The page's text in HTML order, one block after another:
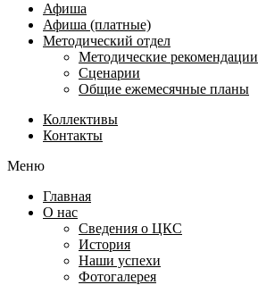
Афиша
Афиша (платные)
Методический отдел
Методические рекомендации
Сценарии
Общие ежемесячные планы
Коллективы
Контакты
Меню
Главная
О нас
Сведения о ЦКС
История
Наши успехи
Фотогалерея